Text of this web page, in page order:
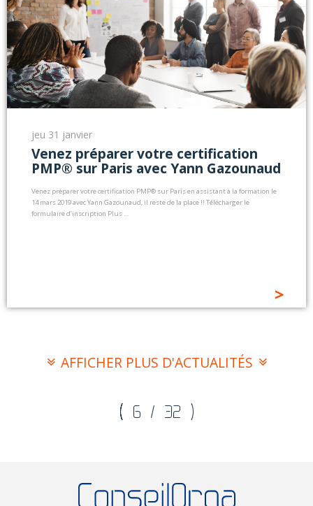
jeu 31 janvier
Venez préparer votre certification
PMP® sur Paris avec Yann Gazounaud
Venez préparer votre certification PMP® sur Paris en assistant à la formation le
14 mars 2019 avec Yann Gazounaud, il reste de la place !! Télécharger le
formulaire d’inscription Plus …
>
AFFICHER PLUS D'ACTUALITÉS
( 6 / 32 )